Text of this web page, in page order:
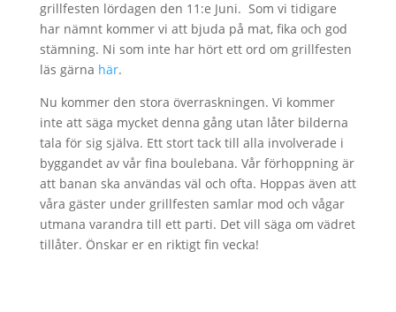
grillfesten lördagen den 11:e Juni. Som vi tidigare
har nämnt kommer vi att bjuda på mat, fika och god
stämning. Ni som inte har hört ett ord om grillfesten
läs gärna här.
Nu kommer den stora överraskningen. Vi kommer
inte att säga mycket denna gång utan låter bilderna
tala för sig själva. Ett stort tack till alla involverade i
byggandet av vår fina boulebana. Vår förhoppning är
att banan ska användas väl och ofta. Hoppas även att
våra gäster under grillfesten samlar mod och vågar
utmana varandra till ett parti. Det vill säga om vädret
tillåter. Önskar er en riktigt fin vecka!